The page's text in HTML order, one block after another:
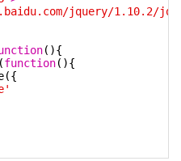
jquery/1.10.2/
( ){
(function( ){
({